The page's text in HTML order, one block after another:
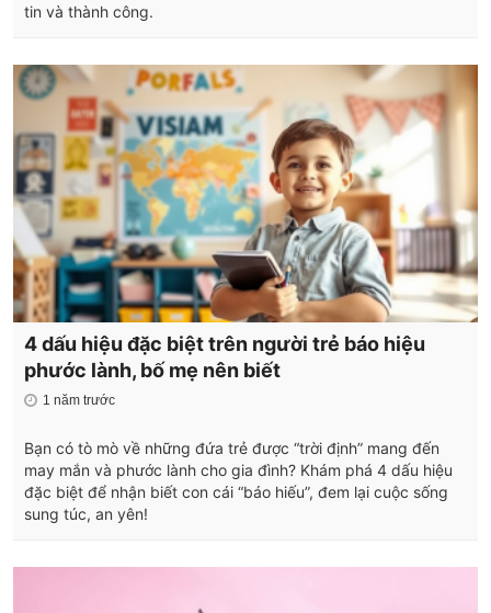
tin và thành công.
4 dấu hiệu đặc biệt trên người trẻ báo hiệu
phước lành, bố mẹ nên biết
1 năm trước
Bạn có tò mò về những đứa trẻ được “trời định” mang đến
may mắn và phước lành cho gia đình? Khám phá 4 dấu hiệu
đặc biệt để nhận biết con cái “báo hiếu”, đem lại cuộc sống
sung túc, an yên!